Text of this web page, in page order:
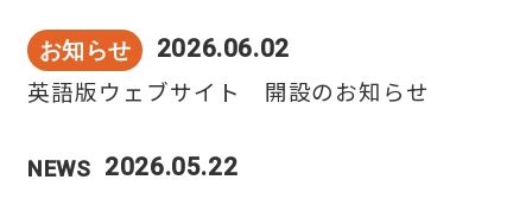
製品カタログ一覧
[ 企業情報 ]
お知らせ 2026.06.02
英語版ウェブサイト 開設のお知らせ
NEWS 2026.05.22